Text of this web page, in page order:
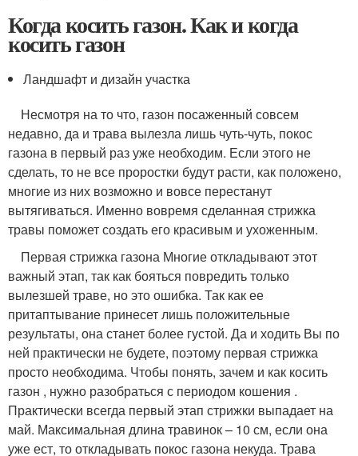
Когда косить газон. Как и когда
косить газон
Ландшафт и дизайн участка
Несмотря на то что, газон посаженный совсем
недавно, да и трава вылезла лишь чуть-чуть, покос
газона в первый раз уже необходим. Если этого не
сделать, то не все проростки будут расти, как положено,
многие из них возможно и вовсе перестанут
вытягиваться. Именно вовремя сделанная стрижка
травы поможет создать его красивым и ухоженным.
Первая стрижка газона Многие откладывают этот
важный этап, так как бояться повредить только
вылезшей траве, но это ошибка. Так как ее
притаптывание принесет лишь положительные
результаты, она станет более густой. Да и ходить Вы по
ней практически не будете, поэтому первая стрижка
просто необходима. Чтобы понять, зачем и как косить
газон , нужно разобраться с периодом кошения .
Практически всегда первый этап стрижки выпадает на
май. Максимальная длина травинок – 10 см, если она
уже ест, то откладывать покос газона некуда. Трава